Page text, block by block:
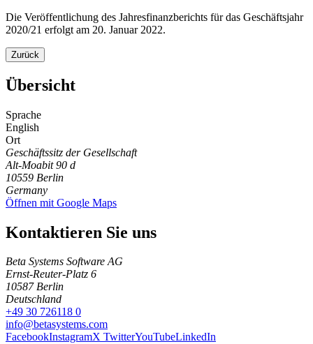
Die Veröffentlichung des Jahresfinanzberichts für das Geschäftsjahr
2020/21 erfolgt am 20. Januar 2022.
Zurück
Übersicht
Sprache
English
Ort
Geschäftssitz der Gesellschaft
Alt-Moabit 90 d
10559 Berlin
Germany
Öffnen mit Google Maps
Kontaktieren Sie uns
Beta Systems Software AG
Ernst-Reuter-Platz 6
10587 Berlin
Deutschland
+49 30 726118 0
info@betasystems.com
FacebookInstagramX TwitterYouTubeLinkedIn